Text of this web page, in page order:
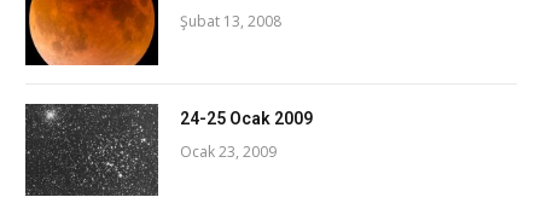
Şubat 13, 2008
24-25 Ocak 2009
Ocak 23, 2009